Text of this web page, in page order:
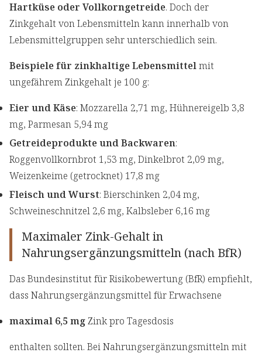
Hartküse oder Vollkorngetreide. Doch der
Zinkgehalt von Lebensmitteln kann innerhalb von
Lebensmittelgruppen sehr unterschiedlich sein.
Beispiele für zinkhaltige Lebensmittelmit
ungefährem Zinkgehalt je 100 g:
Eier und Käse: Mozzarella 2,71 mg, Hühnereigelb 3,8
mg, Parmesan 5,94 mg
Getreideprodukte und Backwaren:
Roggenvollkornbrot 1,53 mg, Dinkelbrot 2,09 mg,
Weizenkeime (getrocknet) 17,8 mg
Fleisch und Wurst: Bierschinken 2,04 mg,
Schweineschnitzel 2,6 mg, Kalbsleber 6,16 mg
Maximaler Zink-Gehalt in
Nahrungsergänzungsmitteln (nach BfR)
Das Bundesinstitut für Risikobewertung (BfR) empfiehlt,
dass Nahrungsergänzungsmittel für Erwachsene
maximal 6,5 mgZink pro Tagesdosis
enthalten sollten. Bei Nahrungsergänzungsmitteln mit